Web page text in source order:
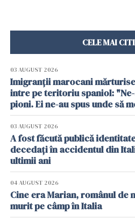
CELE MAI
03 AUGUST 2026
Imigranții marocani
intre pe teritoriu spaniol:
pioni. Ei ne-au spus unde să
03 AUGUST 2026
A fost făcută publică
decedați în accidentul din
ultimii ani
04 AUGUST 2026
Cine era Marian, românul de
murit pe câmp în Italia